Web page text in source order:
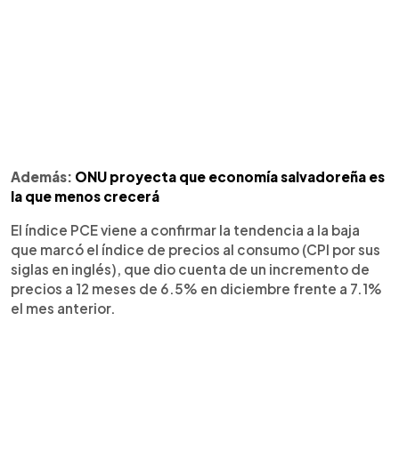
Además: ONU proyecta que economía salvadoreña es
la que menos crecerá
El índice PCE viene a confirmar la tendencia a la baja
que marcó el índice de precios al consumo (CPI por sus
siglas en inglés), que dio cuenta de un incremento de
precios a 12 meses de 6.5% en diciembre frente a 7.1%
el mes anterior.